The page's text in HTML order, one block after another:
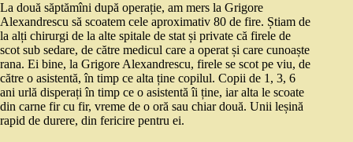
La două săptămîni după operație, am mers la Grigore
Alexandrescu să scoatem cele aproximativ 80 de fire. Știam de
la alți chirurgi de la alte spitale de stat și private că firele de
scot sub sedare, de către medicul care a operat și care cunoaște
rana. Ei bine, la Grigore Alexandrescu, firele se scot pe viu, de
către o asistentă, în timp ce alta ține copilul. Copii de 1, 3, 6
ani urlă disperați în timp ce o asistentă îi ține, iar alta le scoate
din carne fir cu fir, vreme de o oră sau chiar două. Unii leșină
rapid de durere, din fericire pentru ei.